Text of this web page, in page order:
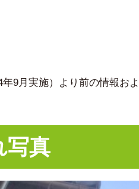
9月実施）より前の情報お
写真